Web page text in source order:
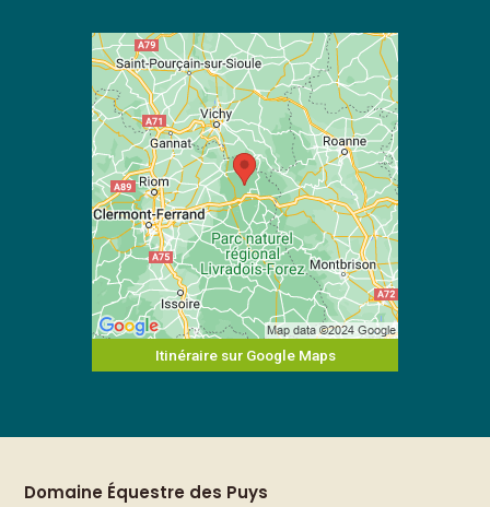
Itinéraire sur Google Maps
Domaine Équestre des Puys